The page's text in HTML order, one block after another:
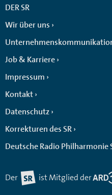
DER SR
Wir über uns
Job & Karriere
Impressum
Kontakt
Datenschutz
Korrekturen des SR
Deutsche Radio Philharmonie
Der ist Mitglied der